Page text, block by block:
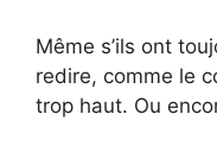
Même s’ils ont
redire, comme le
trop haut. Ou